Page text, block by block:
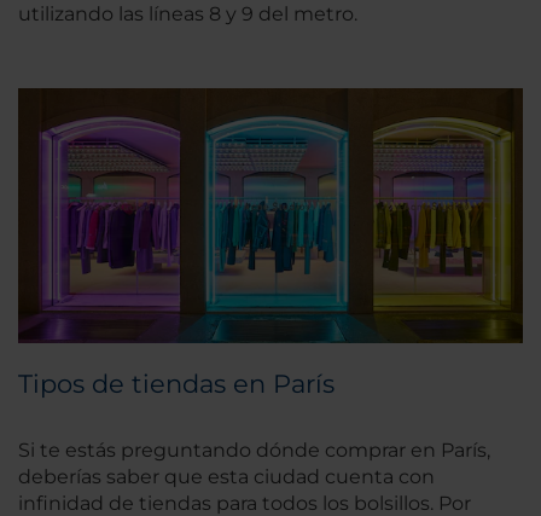
utilizando las líneas 8 y 9 del metro.
Tipos de tiendas en París
Si te estás preguntando dónde comprar en París,
deberías saber que esta ciudad cuenta con
infinidad de tiendas para todos los bolsillos. Por